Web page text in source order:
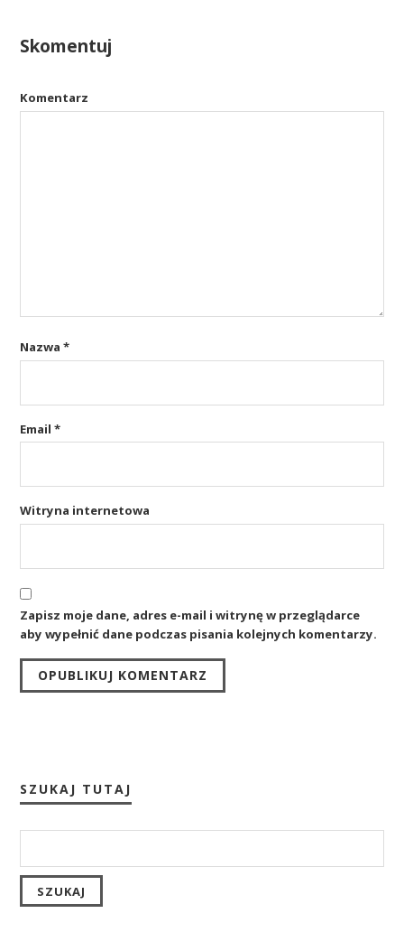
Skomentuj
Komentarz
Nazwa*
Email*
Witryna internetowa
Zapisz moje dane, adres e-mail i witrynę w przeglądarce
aby wypełnić dane podczas pisania kolejnych komentarzy.
SZUKAJ TUTAJ